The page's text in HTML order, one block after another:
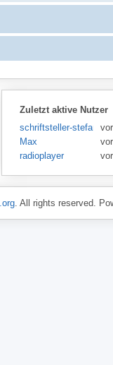
Zuletzt aktive Nutzer
schriftsteller-stefansen
Max
radioplayer
. All rights reserved.